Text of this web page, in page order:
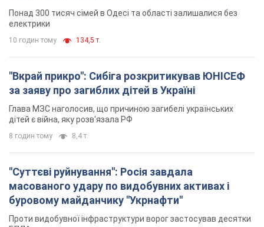
ворога. Відео
Понад 300 тисяч сімей в Одесі та області залишалися без
електрики
10 годин тому 134,5 т.
"Вкрай прикро": Сибіга розкритикував ЮНІСЕФ
за заяву про загиблих дітей в Україні
Глава МЗС наголосив, що причиною загибелі українських
дітей є війна, яку розв'язала РФ
8 годин тому 8,4 т.
"Суттєві руйнування": Росія завдала
масованого удару по видобувних активах і
буровому майданчику "Укрнафти"
Проти видобувної інфраструктури ворог застосував десятки